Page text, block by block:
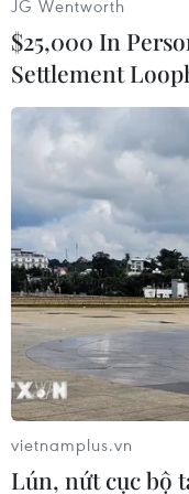
Hà Nội) chuyên
sinh 77 giao dịch
POS từ ngày 27/
Công ty này đã
dụng) của Ngân
đã giao dịch hơn
“ảo” nên phía
thành công,
“Thủ đoạn của
thanh toán tiền
Khánh nhưng
xảy ra. Chúng
Trung Quốc
30%”- Thiếu tá
JG Wentworth
$25,000 In
Settlement
vietnamplus.vn
Lún, nứt cục bộ